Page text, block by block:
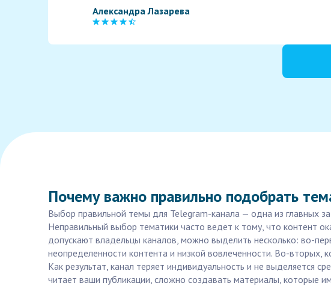
Александра Лазарева
Почему важно правильно подобрать
Выбор правильной темы для Telegram-канала — одна из главных
Неправильный выбор тематики часто ведет к тому, что контент
допускают владельцы каналов, можно выделить несколько: во-
неопределенности контента и низкой вовлеченности. Во-вторых,
Как результат, канал теряет индивидуальность и не выделяется
читает ваши публикации, сложно создавать материалы, которые